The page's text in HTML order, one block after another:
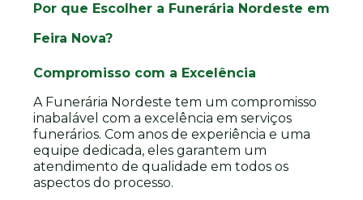
Por que Escolher a Funerária Nordeste em
Feira Nova?
Compromisso com a Excelência
A Funerária Nordeste tem um compromisso
inabalável com a excelência em serviços
funerários. Com anos de experiência e uma
equipe dedicada, eles garantem um
atendimento de qualidade em todos os
aspectos do processo.